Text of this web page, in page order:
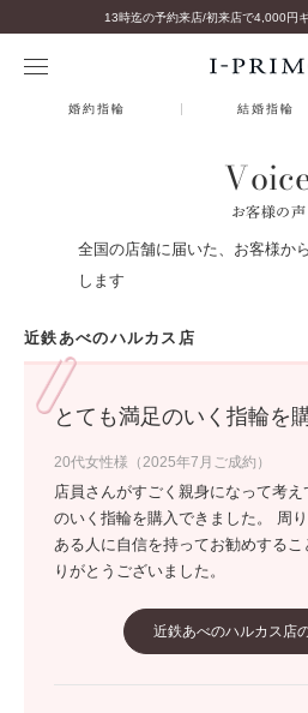
婚約指輪 結婚指輪
お客様の声
全国の店舗に届いた、お客様か
します
近鉄あべのハルカス店
とても満足のいく指輪を
20代女性様（2025年7月ご成約）
店員さんがすごく親身になって考
のいく指輪を購入できました。 周
ある人に自信を持ってお勧めする
りがとうございました。
近鉄あべのハルカス店